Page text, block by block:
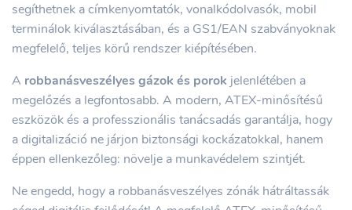
segíthetnek a címkenyomtatók, vonalkódolvasók, mobil
terminálok kiválasztásában, és a GS1/EAN szabványoknak
megfelelő, teljes körű rendszer kiépítésében.
A robbanásveszélyes gázok és porok jelenlétében a
megelőzés a legfontosabb. A modern, ATEX-minősítésű
eszközök és a professzionális tanácsadás garantálja, hogy
a digitalizáció ne járjon biztonsági kockázatokkal, hanem
éppen ellenkezőleg: növelje a munkavédelem szintjét.
Ne engedd, hogy a robbanásveszélyes zónák hátráltassák